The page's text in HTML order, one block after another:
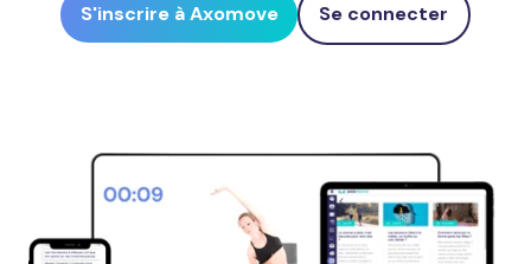
S'inscrire à Axomove Se connecter